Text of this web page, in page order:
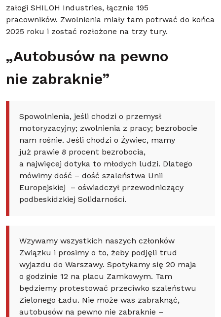
załogi SHILOH Industries, łącznie 195
pracowników. Zwolnienia miały tam potrwać do końca
2025 roku i zostać rozłożone na trzy tury.
„Autobusów na pewno
nie zabraknie”
Spowolnienia, jeśli chodzi o przemysł
motoryzacyjny; zwolnienia z pracy; bezrobocie
nam rośnie. Jeśli chodzi o Żywiec, mamy
już prawie 8 procent bezrobocia,
a najwięcej dotyka to młodych ludzi. Dlatego
mówimy dość – dość szaleństwa Unii
Europejskiej – oświadczył przewodniczący
podbeskidzkiej Solidarności.
Wzywamy wszystkich naszych członków
Związku i prosimy o to, żeby podjęli trud
wyjazdu do Warszawy. Spotykamy się 20 maja
o godzinie 12 na placu Zamkowym. Tam
będziemy protestować przeciwko szaleństwu
Zielonego Ładu. Nie może was zabraknąć,
autobusów na pewno nie zabraknie –